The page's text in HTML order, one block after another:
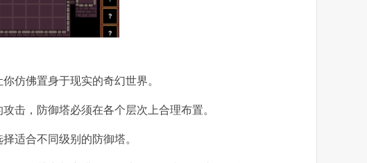
仿佛置身于现实的奇幻世界。
击，防御塔必须在各个层次上合理布置。
适合不同级别的防御塔。